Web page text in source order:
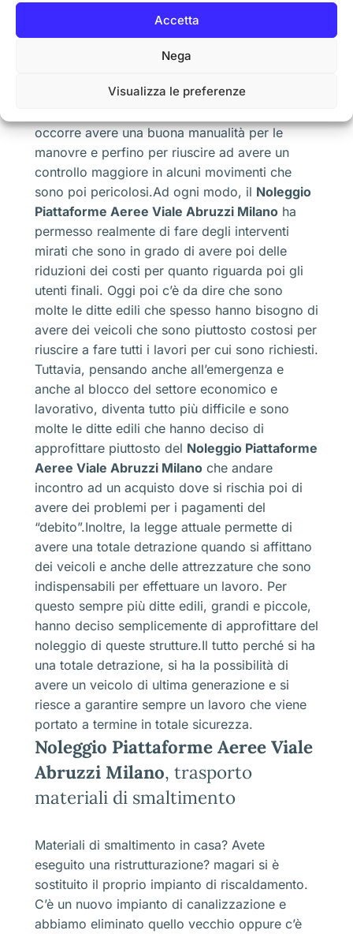
Accetta
Nega
Visualizza le preferenze
gli esempi classici per cui sono stati richiesti,
Piattaforme Aeree Viale Abruzzi Milano
Piattaforme Aeree Viale Abruzzi Milano
occorre avere una buona manualità per le
manovre e perfino per riuscire ad avere un
controllo maggiore in alcuni movimenti che
sono poi pericolosi.Ad ogni modo, il Noleggio
Piattaforme Aeree Viale Abruzzi Milano ha
permesso realmente di fare degli interventi
mirati che sono in grado di avere poi delle
riduzioni dei costi per quanto riguarda poi gli
utenti finali. Oggi poi c’è da dire che sono
molte le ditte edili che spesso hanno bisogno di
avere dei veicoli che sono piuttosto costosi per
riuscire a fare tutti i lavori per cui sono richiesti.
Tuttavia, pensando anche all’emergenza e
anche al blocco del settore economico e
lavorativo, diventa tutto più difficile e sono
molte le ditte edili che hanno deciso di
approfittare piuttosto del Noleggio Piattaforme
Aeree Viale Abruzzi Milano che andare
incontro ad un acquisto dove si rischia poi di
avere dei problemi per i pagamenti del
“debito”.Inoltre, la legge attuale permette di
avere una totale detrazione quando si affittano
dei veicoli e anche delle attrezzature che sono
indispensabili per effettuare un lavoro. Per
questo sempre più ditte edili, grandi e piccole,
hanno deciso semplicemente di approfittare del
noleggio di queste strutture.Il tutto perché si ha
una totale detrazione, si ha la possibilità di
avere un veicolo di ultima generazione e si
riesce a garantire sempre un lavoro che viene
portato a termine in totale sicurezza.
Noleggio Piattaforme Aeree Viale
Abruzzi Milano, trasporto
materiali di smaltimento
Materiali di smaltimento in casa? Avete
eseguito una ristrutturazione? magari si è
sostituito il proprio impianto di riscaldamento.
C’è un nuovo impianto di canalizzazione e
abbiamo eliminato quello vecchio oppure c’è